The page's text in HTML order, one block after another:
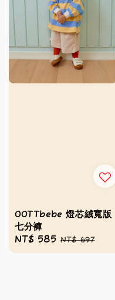
OOTTbebe 燈芯絨寬版
七分褲
Sale
price
NT$ 585 Regular
price
NT$ 697